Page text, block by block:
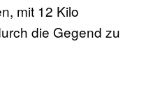
mit 12 Kilo
die Gegend zu